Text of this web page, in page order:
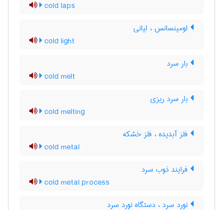
cold laps
لومینسانس ، لیانی
cold light
بار سرد
cold melt
بار سرد ریزی
cold melting
فلز آبدیده ، فلز خشکه
cold metal
فرایند ذوب سرد
cold metal process
نورد سرد ، دستگاه نورد سرد